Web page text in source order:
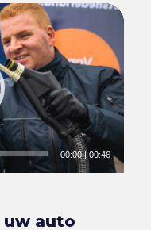
00:00|00:46
auto